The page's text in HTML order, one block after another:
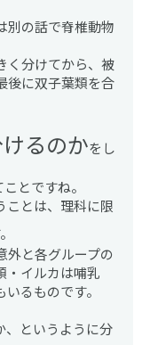
別の話で脊椎動物
く分けてから、被
後に双子葉類を合
るのかをし
とですね。
ことは、理科に限
外と各グループの
・イルカは哺乳
るものです。
、というように分